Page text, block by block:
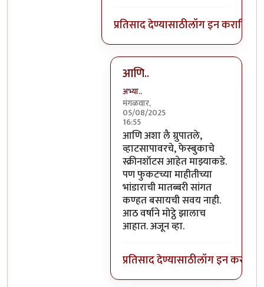
प्रतिसाद देण्यासाठीलॉग इन कराकिंवा
आणि..
अभ्या..
मंगळवार,
05/08/2025
16:55
In reply toहायला.by
आणि अशा लै ग्रुपातले,
व्हाटसापावरचे, फेस्बुकाचे
स्क्रीनशॉटस आहेत माझ्याकडे.
पण फुकटच्या माहीतीच्या
भांडाराची मातब्बरी सांगत
कण्हत बसायची सवय नाही.
आठ वर्षाने मोट्ठे झालाच
आहात. अजून व्हा.
प्रतिसाद देण्यासाठीलॉग इन करा